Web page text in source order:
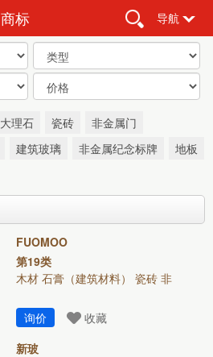
商标 导航
大理石 瓷砖
非金属门
建筑玻璃 非金属纪念标牌
地板
FUOMOO
第19类
木材 石膏（建筑材料） 瓷砖 非
询价
收藏
新玻